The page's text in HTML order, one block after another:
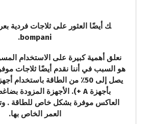
ك أيضًا العثور على ثلاجات فردية
bompani.
نعلق أهمية كبيرة على الاستخدام
هو السبب في أننا نقدم أيضًا ثلاجات
العاكس موفرة بشكل خاص للطاقة .
العمر الخاص بها.